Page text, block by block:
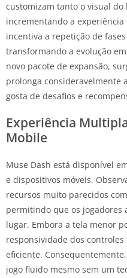
customizam tanto o visual
incrementando a experiência
incentiva a repetição de
transformando a evolução
novo pacote de expansão,
prolonga consideravelmente
gosta de desafios e
Experiência
Mobile
Muse Dash está disponível
e dispositivos móveis.
recursos muito parecidos
permitindo que os jogadores
lugar. Embora a tela menor
responsividade dos
eficiente.
jogo fluido mesmo sem um